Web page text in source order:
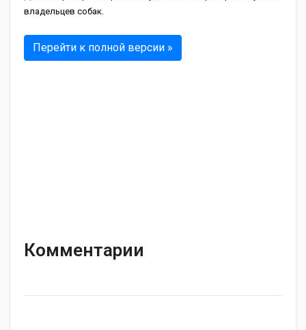
владельцев собак.
Перейти к полной версии »
Комментарии